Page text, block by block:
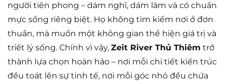
người tiên phong – dám nghĩ, dám làm và có chuẩn
mực sống riêng biệt. Họ không tìm kiếm nơi ở đơn
thuần, mà muốn một không gian thể hiện giá trị và
triết lý sống. Chính vì vậy, Zeit River Thủ Thiêm trở
thành lựa chọn hoàn hảo – nơi mỗi chi tiết kiến trúc
đều toát lên sự tinh tế, nơi mỗi góc nhỏ đều chứa